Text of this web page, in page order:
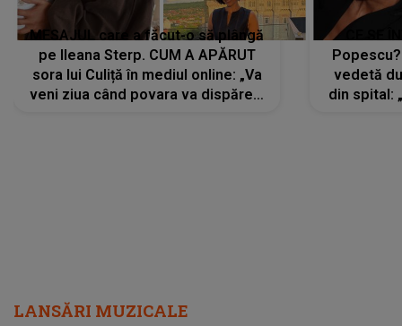
MESAJUL care a făcut-o să plângă
pe Ileana Sterp. CUM A APĂRUT
sora lui Culiță în mediul online: „Va
veni ziua când povara va dispărea,
vedetă
din spital:
LANSĂRI MUZICALE